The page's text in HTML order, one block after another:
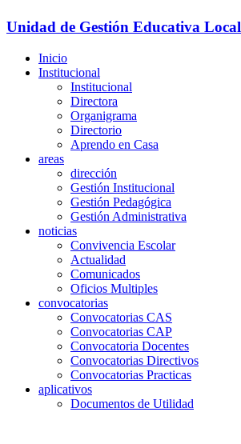
Unidad de Gestión Educativa Local
Inicio
Institucional
Institucional
Directora
Organigrama
Directorio
Aprendo en Casa
areas
dirección
Gestión Institucional
Gestión Pedagógica
Gestión Administrativa
noticias
Convivencia Escolar
Actualidad
Comunicados
Oficios Multiples
convocatorias
Convocatorias CAS
Convocatorias CAP
Convocatoria Docentes
Convocatorias Directivos
Convocatorias Practicas
aplicativos
Documentos de Utilidad